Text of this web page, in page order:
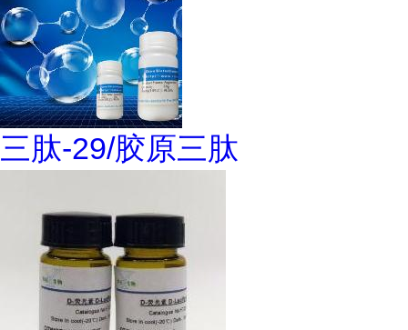
三肽-29/胶原三肽